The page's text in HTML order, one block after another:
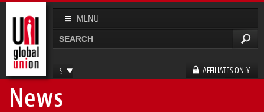
Pasar al
contenido
principal
MENU
ES
EN
FR
AFFILIATES ONLY
Formulario de búsqueda
News